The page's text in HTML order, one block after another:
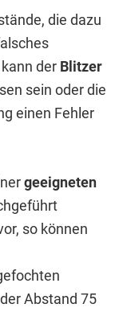
die dazu
der Blitzer
sein oder die
einen Fehler
geeigneten
so können
Abstand 75